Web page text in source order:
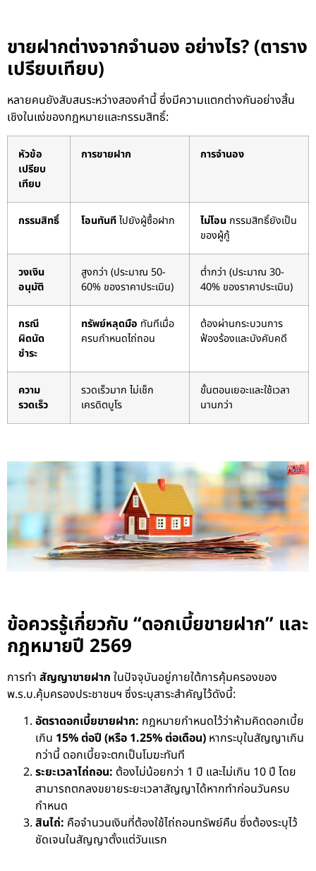
ขายฝากต่างจากจำนอง อย่างไร? (ตาราง
เปรียบเทียบ)
หลายคนยังสับสนระหว่างสองคำนี้ ซึ่งมีความแตกต่างกันอย่างสิ้น
เชิงในแง่ของกฎหมายและกรรมสิทธิ์:
หัวข้อ
เปรียบ
เทียบ
การขายฝาก การจำนอง
กรรมสิทธิ์ โอนทันทีไปยังผู้ซื้อฝาก ไม่โอน กรรมสิทธิ์ยังเป็น
ของผู้กู้
วงเงิน
อนุมัติ
สูงกว่า (ประมาณ 50-
60% ของราคาประเมิน)
ต่ำกว่า (ประมาณ 30-
40% ของราคาประเมิน)
กรณี
ผิดนัด
ชำระ
ทรัพย์หลุดมือ ทันทีเมื่อ
ครบกำหนดไถ่ถอน
ต้องผ่านกระบวนการ
ฟ้องร้องและบังคับคดี
ความ
รวดเร็ว
รวดเร็วมาก ไม่เช็ก
เครดิตบูโร
ขั้นตอนเยอะและใช้เวลา
นานกว่า
ข้อควรรู้เกี่ยวกับ “ดอกเบี้ยขายฝาก” และ
กฎหมายปี 2569
การทำ สัญญาขายฝาก ในปัจจุบันอยู่ภายใต้การคุ้มครองของ
พ.ร.บ.คุ้มครองประชาชนฯ ซึ่งระบุสาระสำคัญไว้ดังนี้:
อัตราดอกเบี้ยขายฝาก: กฎหมายกำหนดไว้ว่าห้ามคิดดอกเบี้ย
เกิน 15% ต่อปี (หรือ 1.25% ต่อเดือน) หากระบุในสัญญาเกิน
กว่านี้ ดอกเบี้ยจะตกเป็นโมฆะทันที
ระยะเวลาไถ่ถอน: ต้องไม่น้อยกว่า 1 ปี และไม่เกิน 10 ปี โดย
สามารถตกลงขยายระยะเวลาสัญญาได้หากทำก่อนวันครบ
กำหนด
สินไถ่: คือจำนวนเงินที่ต้องใช้ไถ่ถอนทรัพย์คืน ซึ่งต้องระบุไว้
ชัดเจนในสัญญาตั้งแต่วันแรก